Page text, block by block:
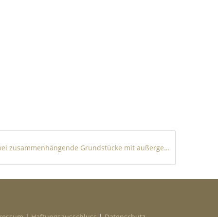
Zwei zusammenhängende Grundstücke mit außergewöhnlichem Fernblick – ideal für Familien oder Freunde